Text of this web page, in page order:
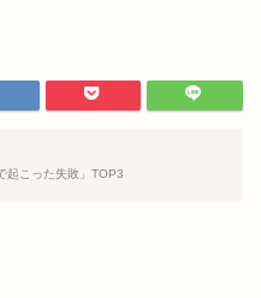
こった失敗」TOP3